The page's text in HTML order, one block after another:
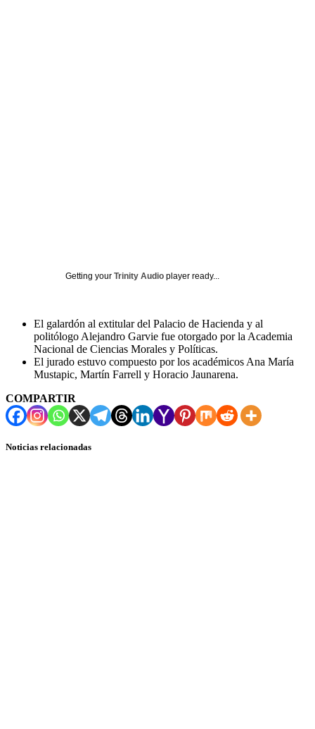
Getting your Trinity Audio player ready...
El galardón al extitular del Palacio de Hacienda y al
politólogo Alejandro Garvie fue otorgado por la Academia
Nacional de Ciencias Morales y Políticas.
El jurado estuvo compuesto por los académicos Ana María
Mustapic, Martín Farrell y Horacio Jaunarena.
COMPARTIR
Noticias relacionadas